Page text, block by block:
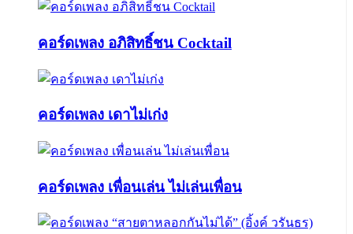
คอร์ดเพลง อภิสิทธิ์ชน Cocktail
คอร์ดเพลง เดาไม่เก่ง
คอร์ดเพลง เพื่อนเล่น ไม่เล่นเพื่อน